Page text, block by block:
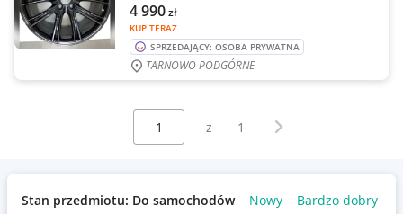
KUP TERAZ
4 990zł
SPRZEDAJĄCY: OSOBA PRYWATNA
TARNOWO PODGÓRNE
Wybierz stronę:
z 1 Następna strona
Stan przedmiotu: Do samochodów Nowy Bardzo dobry